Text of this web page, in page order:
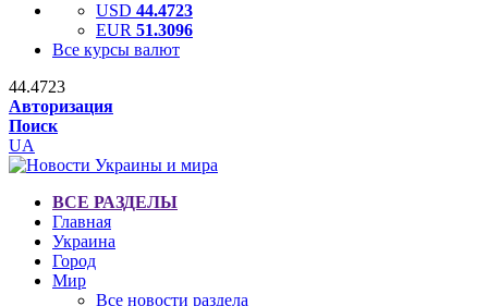
USD 44.4723
EUR 51.3096
Все курсы валют
44.4723
Авторизация
Поиск
UA
ВСЕ РАЗДЕЛЫ
Главная
Украина
Город
Мир
Все новости раздела